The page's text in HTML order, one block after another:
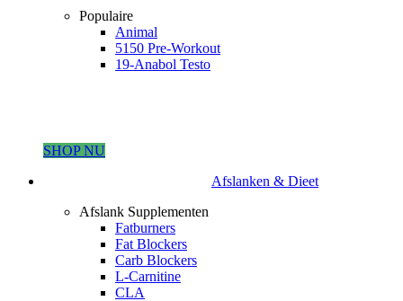
Populaire
Animal
5150 Pre-Workout
19-Anabol Testo
SHOP NU
Afslanken & Dieet
Afslank Supplementen
Fatburners
Fat Blockers
Carb Blockers
L-Carnitine
CLA